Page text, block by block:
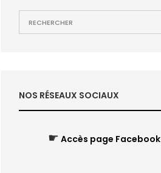
NOS RÉSEAUX SOCIAUX
☛ Accès page Facebook